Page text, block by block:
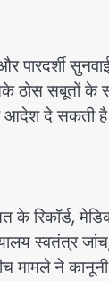
पारदर्शी
ठोस सबूतों के
आदेश दे सकती
रिकॉर्ड,
स्वतंत्र
मामले ने